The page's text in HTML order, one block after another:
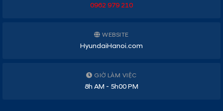
0962 979 210
WEBSITE
HyundaiHanoi.com
GIỜ LÀM VIỆC
8h AM - 5h00 PM